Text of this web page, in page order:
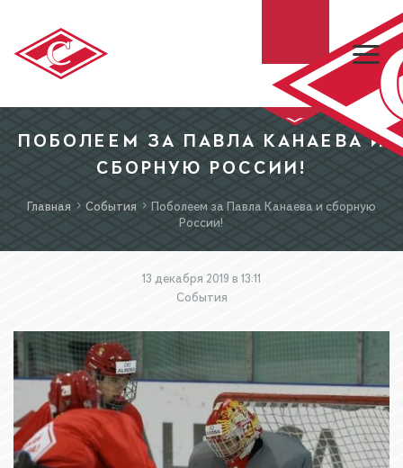
ХК «СПАРТАК»
МХК «СПАРТАК»
МАГАЗИН
ПОБОЛЕЕМ ЗА ПАВЛА КАНАЕВА И
СБОРНУЮ РОССИИ!
Главная События
Поболеем за Павла Канаева и сборную
России!
13 декабря 2019 в 13:11
События